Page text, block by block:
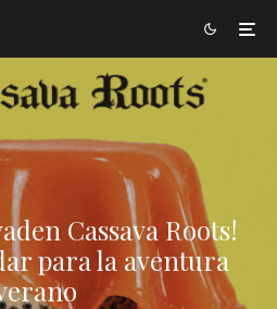
Cassava Roots!
para la aventura